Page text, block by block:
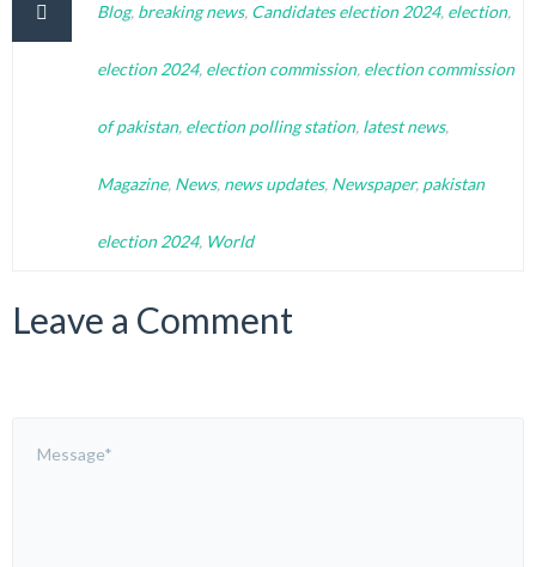
Blog, breaking news, Candidates election 2024, election,
election 2024, election commission, election commission
of pakistan, election polling station, latest news,
Magazine, News, news updates, Newspaper, pakistan
election 2024, World
Leave a Comment